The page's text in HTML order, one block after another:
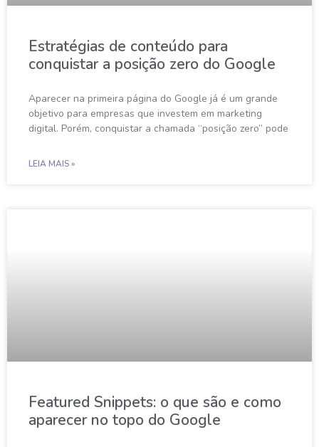
Estratégias de conteúdo para
conquistar a posição zero do Google
Aparecer na primeira página do Google já é um grande
objetivo para empresas que investem em marketing
digital. Porém, conquistar a chamada “posição zero” pode
LEIA MAIS »
Featured Snippets: o que são e como
aparecer no topo do Google